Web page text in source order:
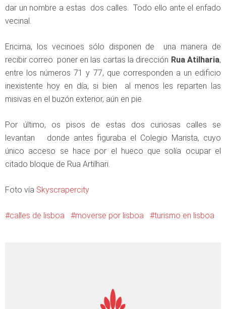
dar un nombre a estas dos calles. Todo ello ante el enfado
vecinal.
Encima, los vecinoes sólo disponen de una manera de
recibir correo: poner en las cartas la dirección Rua Atilharia,
entre los números 71 y 77, que corresponden a un edificio
inexistente hoy en día, si bien al menos les reparten las
misivas en el buzón exterior, aún en pie.
Por último, os pisos de estas dos curiosas calles se
levantan donde antes figuraba el Colegio Marista, cuyo
único acceso se hace por el hueco que solía ocupar el
citado bloque de Rua Artilhari.
Foto vía Skyscrapercity
calles de lisboa moverse por lisboa turismo en lisboa